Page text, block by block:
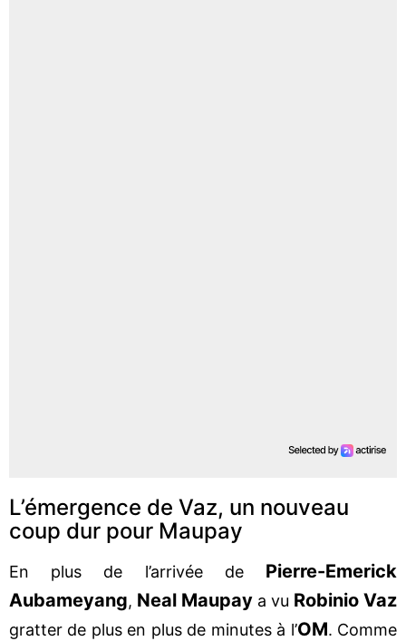
L’émergence de Vaz, un nouveau
coup dur pour Maupay
En plus de l’arrivée de Pierre-Emerick
Aubameyang, Neal Maupay a vu Robinio Vaz
gratter de plus en plus de minutes à l’OM. Comme